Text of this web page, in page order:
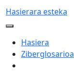
Hasierara esteka
Hasiera
Ziberglosarioa